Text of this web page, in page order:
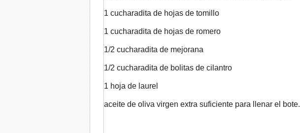
1 cucharadita de hojas de tomillo
1 cucharadita de hojas de romero
1/2 cucharadita de mejorana
1/2 cucharadita de bolitas de cilantro
1 hoja de laurel
aceite de oliva virgen extra suficiente para llenar el bote.